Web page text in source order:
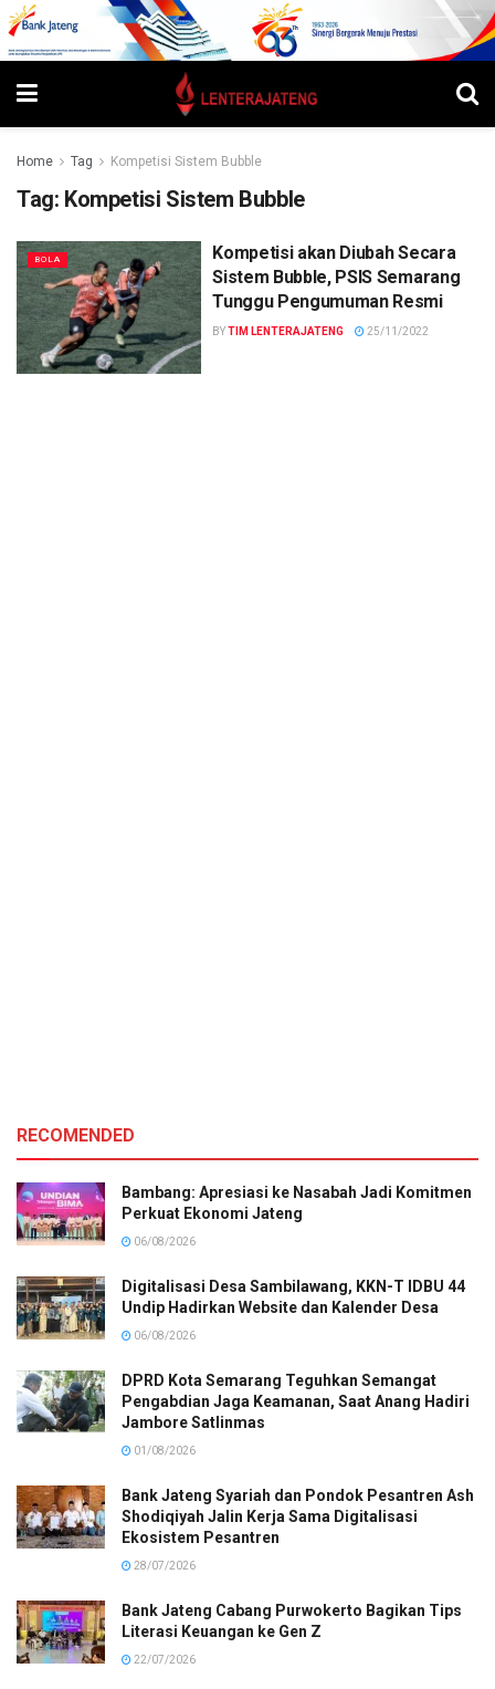
Home Tag Kompetisi Sistem Bubble
Tag: Kompetisi Sistem Bubble
BOLA
Kompetisi akan Diubah Secara
Sistem Bubble, PSIS Semarang
Tunggu Pengumuman Resmi
BYTIM LENTERAJATENG 25/11/2022
RECOMENDED
Bambang: Apresiasi ke Nasabah Jadi Komitmen
Perkuat Ekonomi Jateng
06/08/2026
Digitalisasi Desa Sambilawang, KKN-T IDBU 44
Undip Hadirkan Website dan Kalender Desa
06/08/2026
DPRD Kota Semarang Teguhkan Semangat
Pengabdian Jaga Keamanan, Saat Anang Hadiri
Jambore Satlinmas
01/08/2026
Bank Jateng Syariah dan Pondok Pesantren Ash
Shodiqiyah Jalin Kerja Sama Digitalisasi
Ekosistem Pesantren
28/07/2026
Bank Jateng Cabang Purwokerto Bagikan Tips
Literasi Keuangan ke Gen Z
22/07/2026